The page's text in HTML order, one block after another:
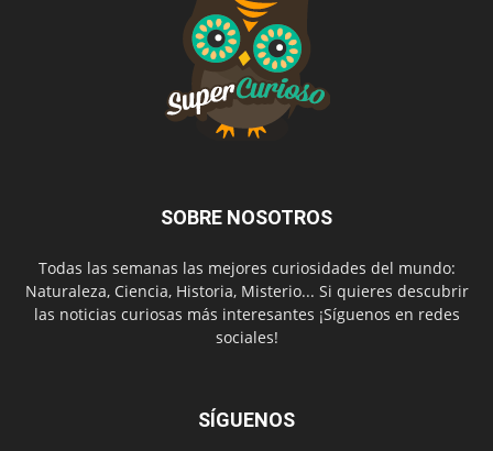
SOBRE NOSOTROS
Todas las semanas las mejores curiosidades del mundo:
Naturaleza, Ciencia, Historia, Misterio... Si quieres descubrir
las noticias curiosas más interesantes ¡Síguenos en redes
sociales!
SÍGUENOS